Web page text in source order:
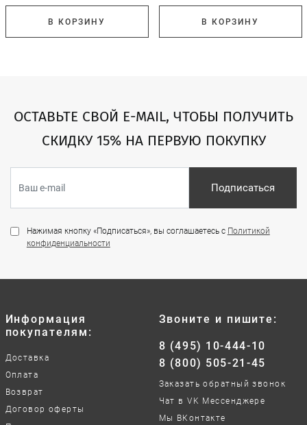
В КОРЗИНУ В КОРЗИНУ
ОСТАВЬТЕ СВОЙ E-MAIL, ЧТОБЫ ПОЛУЧИТЬ
СКИДКУ 15% НА ПЕРВУЮ ПОКУПКУ
Подписаться
Нажимая кнопку «Подписаться», вы соглашаетесь с Политикой
конфиденциальности
Информация
покупателям:
Доставка
Оплата
Возврат
Договор оферты
Звоните и пишите:
8 (495) 10-444-10
8 (800) 505-21-45
Заказать обратный звонок
Чат в VK Мессенджере
Мы ВКонтакте